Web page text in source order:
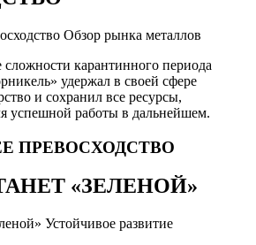
Обзор рынка металлов
сложности карантинного периода
удержал в своей сфере
и сохранил все ресурсы,
успешной работы в дальнейшем.
ПРЕВОСХОДСТВО
«ЗЕЛЕНОЙ»
Устойчивое развитие